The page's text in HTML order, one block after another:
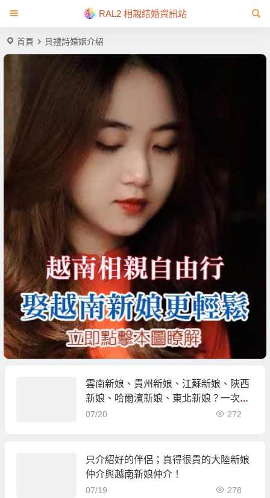
RAL2 相親結婚資訊站
首頁 貝禮詩婚姻介紹
雲南新娘、貴州新娘、江蘇新娘、陜西
新娘、哈爾濱新娘、東北新娘？一次相
親作選擇！
07/20 272
只介紹好的伴侶；真得很貴的大陸新娘
仲介與越南新娘仲介！
07/19 278